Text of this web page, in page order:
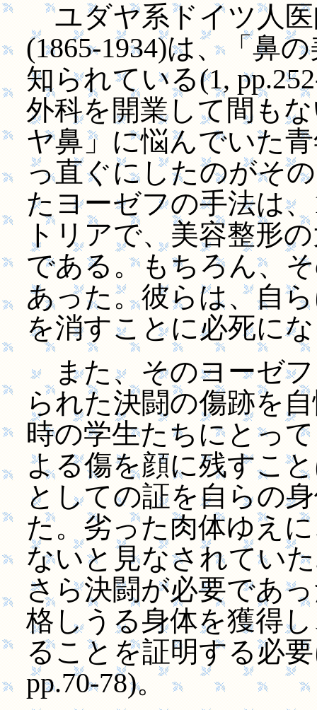
ユダヤ系ドイツ人
(1865-1934)は、「鼻
知られている(1,
外科を開業して間も
ヤ鼻」に悩んでいた
っ直ぐにしたのがそ
たヨーゼフの手法は
トリアで、美容整形
である。もちろん、
あった。彼らは、自
を消すことに必死に
また、そのヨーゼフ
られた決闘の傷跡を
時の学生たちにとっ
よる傷を顔に残すこ
としての証を自らの
た。劣った肉体ゆえ
ないと見なされてい
さら決闘が必要であ
格しうる身体を獲得
ることを証明する必
pp.70-78)。